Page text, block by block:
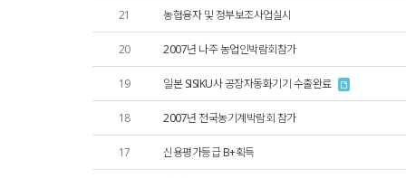
21 농협융자 및 정부보조사업실시
20 2007년 나주 농업인박람회참가
19 일본 SISIKU사 공장자동화기기 수출완료
18 2007년 전국농기계박람회 참가
17 신용평가등급 B+획득